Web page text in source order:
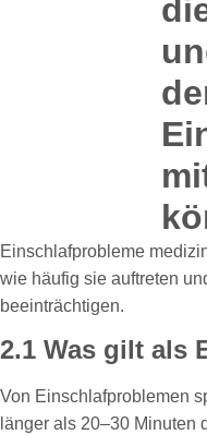
Einschlafprobleme
wie häufig sie auftreten
beeinträchtigen.
2.1 Was gilt als
Von Einschlafproblemen
länger als 20–30 Minuten